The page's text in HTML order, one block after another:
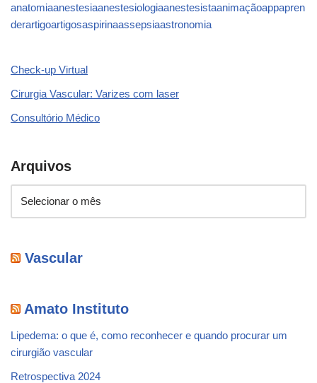
anatomiaanestesiaanestesiologiaanestesistaanimaçãoappapren
derartigoartigosaspirinaassepsiaastronomia
Check-up Virtual
Cirurgia Vascular: Varizes com laser
Consultório Médico
Arquivos
Vascular
Amato Instituto
Lipedema: o que é, como reconhecer e quando procurar um
cirurgião vascular
Retrospectiva 2024